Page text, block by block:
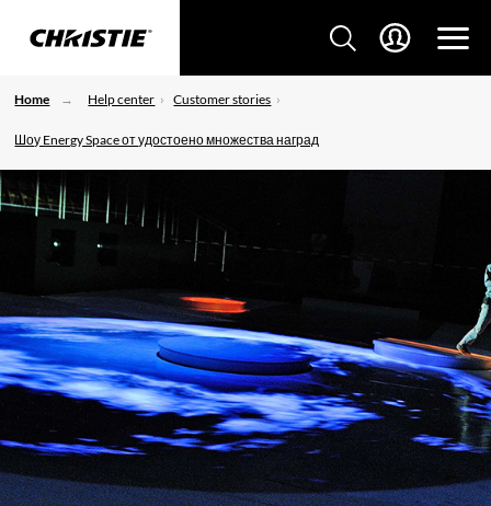
Home Help center Customer stories
Шоу Energy Space от удостоено множества наград